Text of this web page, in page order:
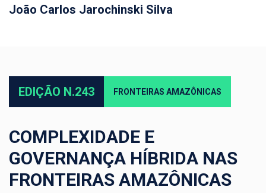
João Carlos Jarochinski Silva
EDIÇÃO N.243 FRONTEIRAS AMAZÔNICAS
COMPLEXIDADE E
GOVERNANÇA HÍBRIDA NAS
FRONTEIRAS AMAZÔNICAS